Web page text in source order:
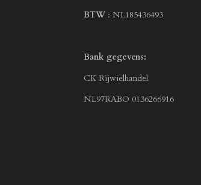
BTW : NL185436493
Bank gegevens:
CK Rijwielhandel
NL97RABO 0136266916